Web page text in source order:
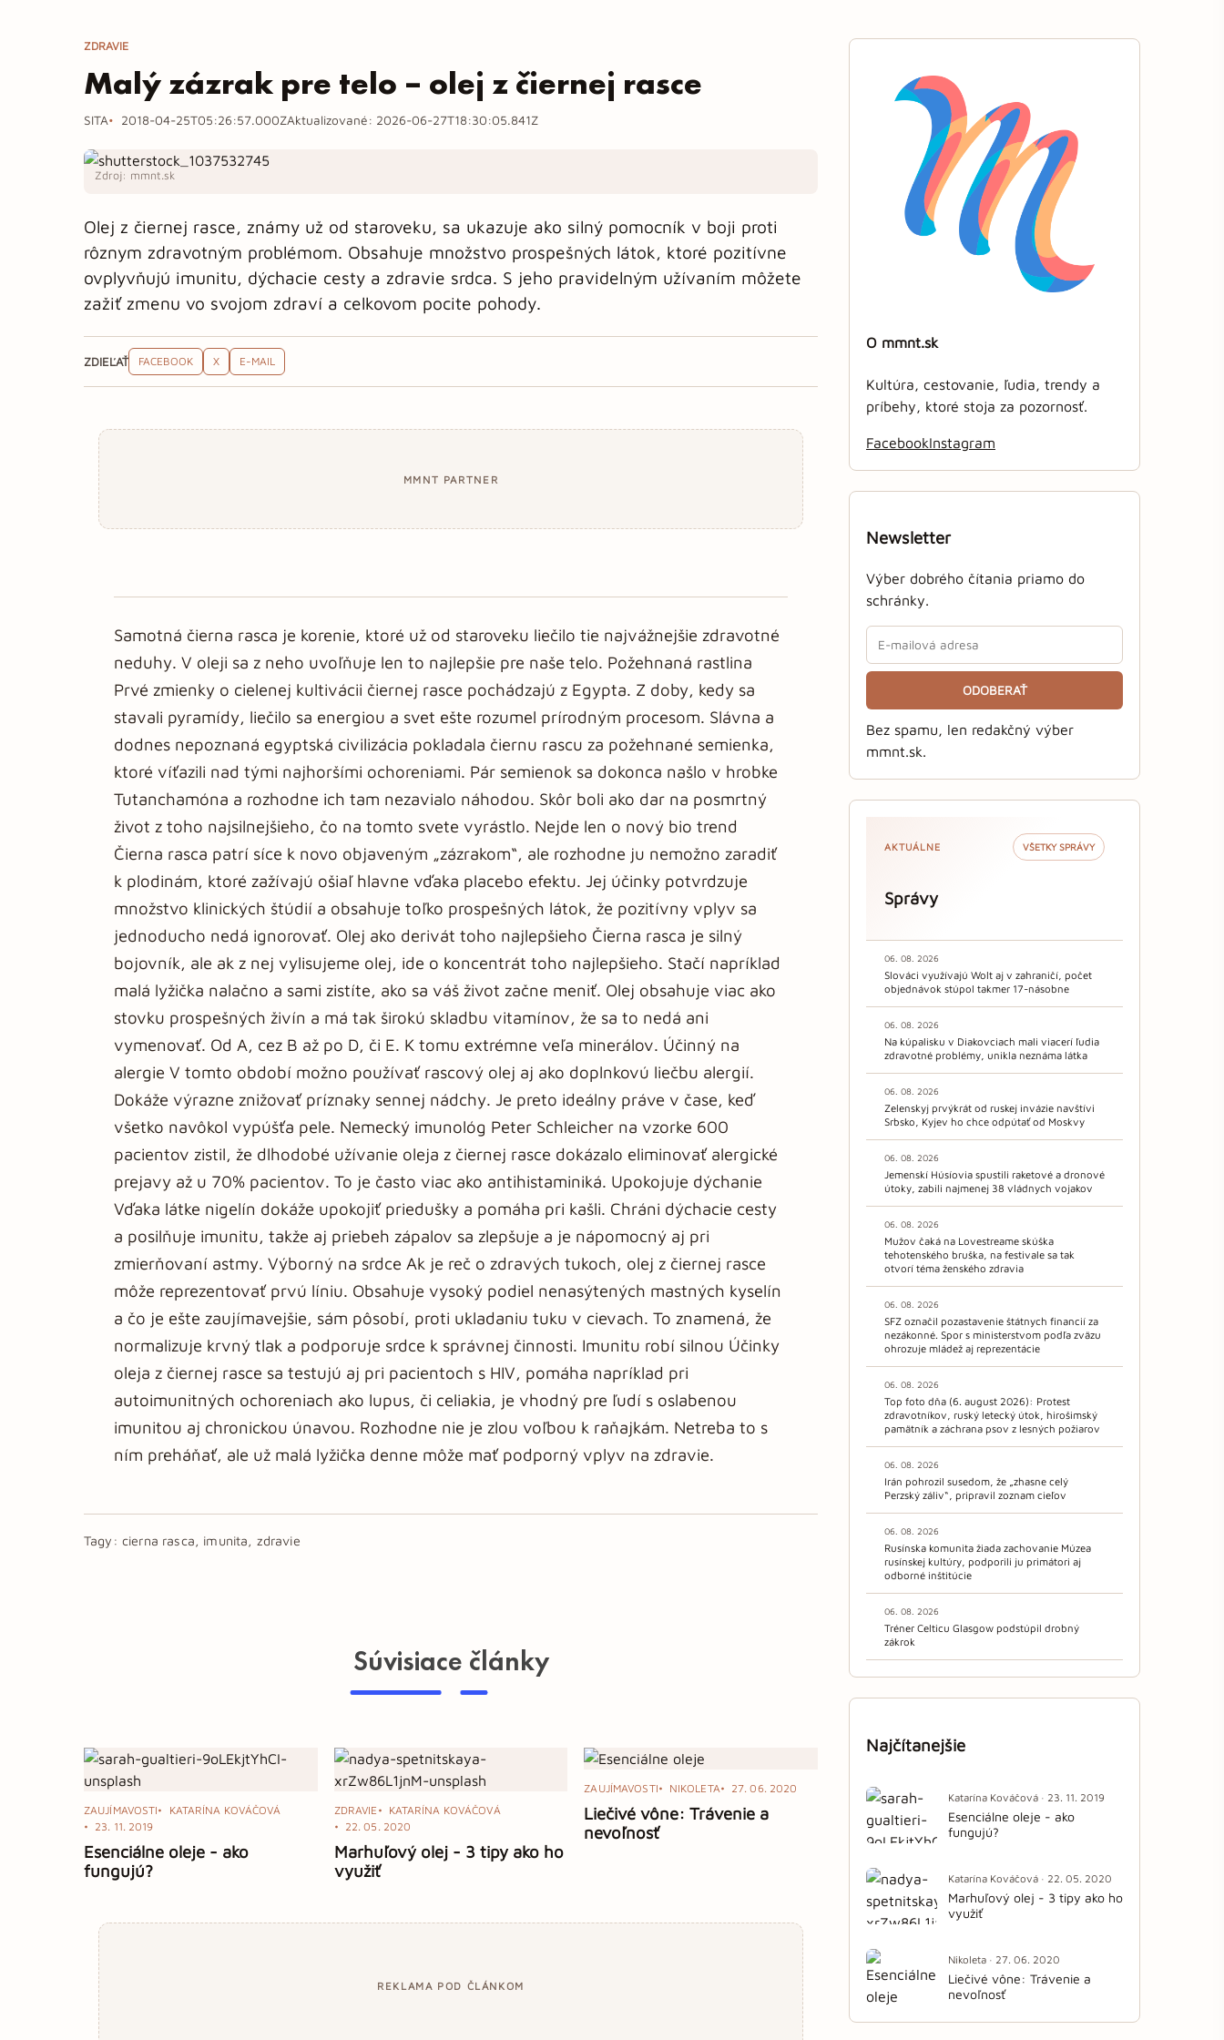
ZDRAVIE
Malý zázrak pre telo – olej z čiernej rasce
SITA 2018-04-25T05:26:57.000ZAktualizované: 2026-06-27T18:30:05.841Z
Zdroj: mmnt.sk
Olej z čiernej rasce, známy už od staroveku, sa ukazuje ako silný pomocník v boji proti
rôznym zdravotným problémom. Obsahuje množstvo prospešných látok, ktoré pozitívne
ovplyvňujú imunitu, dýchacie cesty a zdravie srdca. S jeho pravidelným užívaním môžete
zažiť zmenu vo svojom zdraví a celkovom pocite pohody.
ZDIEĽAŤ FACEBOOK X E-MAIL
MMNT PARTNER
Samotná čierna rasca je korenie, ktoré už od staroveku liečilo tie najvážnejšie zdravotné
neduhy. V oleji sa z neho uvoľňuje len to najlepšie pre naše telo. Požehnaná rastlina
Prvé zmienky o cielenej kultivácii čiernej rasce pochádzajú z Egypta. Z doby, kedy sa
stavali pyramídy, liečilo sa energiou a svet ešte rozumel prírodným procesom. Slávna a
dodnes nepoznaná egyptská civilizácia pokladala čiernu rascu za požehnané semienka,
ktoré víťazili nad tými najhoršími ochoreniami. Pár semienok sa dokonca našlo v hrobke
Tutanchamóna a rozhodne ich tam nezavialo náhodou. Skôr boli ako dar na posmrtný
život z toho najsilnejšieho, čo na tomto svete vyrástlo. Nejde len o nový bio trend
Čierna rasca patrí síce k novo objaveným „zázrakom“, ale rozhodne ju nemožno zaradiť
k plodinám, ktoré zažívajú ošiaľ hlavne vďaka placebo efektu. Jej účinky potvrdzuje
množstvo klinických štúdií a obsahuje toľko prospešných látok, že pozitívny vplyv sa
jednoducho nedá ignorovať. Olej ako derivát toho najlepšieho Čierna rasca je silný
bojovník, ale ak z nej vylisujeme olej, ide o koncentrát toho najlepšieho. Stačí napríklad
malá lyžička nalačno a sami zistíte, ako sa váš život začne meniť. Olej obsahuje viac ako
stovku prospešných živín a má tak širokú skladbu vitamínov, že sa to nedá ani
vymenovať. Od A, cez B až po D, či E. K tomu extrémne veľa minerálov. Účinný na
alergie V tomto období možno používať rascový olej aj ako doplnkovú liečbu alergií.
Dokáže výrazne znižovať príznaky sennej nádchy. Je preto ideálny práve v čase, keď
všetko navôkol vypúšťa pele. Nemecký imunológ Peter Schleicher na vzorke 600
pacientov zistil, že dlhodobé užívanie oleja z čiernej rasce dokázalo eliminovať alergické
prejavy až u 70% pacientov. To je často viac ako antihistaminiká. Upokojuje dýchanie
Vďaka látke nigelín dokáže upokojiť priedušky a pomáha pri kašli. Chráni dýchacie cesty
a posilňuje imunitu, takže aj priebeh zápalov sa zlepšuje a je nápomocný aj pri
zmierňovaní astmy. Výborný na srdce Ak je reč o zdravých tukoch, olej z čiernej rasce
môže reprezentovať prvú líniu. Obsahuje vysoký podiel nenasýtených mastných kyselín
a čo je ešte zaujímavejšie, sám pôsobí, proti ukladaniu tuku v cievach. To znamená, že
normalizuje krvný tlak a podporuje srdce k správnej činnosti. Imunitu robí silnou Účinky
oleja z čiernej rasce sa testujú aj pri pacientoch s HIV, pomáha napríklad pri
autoimunitných ochoreniach ako lupus, či celiakia, je vhodný pre ľudí s oslabenou
imunitou aj chronickou únavou. Rozhodne nie je zlou voľbou k raňajkám. Netreba to s
ním preháňať, ale už malá lyžička denne môže mať podporný vplyv na zdravie.
Tagy: cierna rasca, imunita, zdravie
Súvisiace články
ZAUJÍMAVOSTI
KATARÍNA KOVÁČOVÁ
23. 11. 2019
Esenciálne oleje - ako
fungujú?
ZDRAVIE
KATARÍNA KOVÁČOVÁ
22. 05. 2020
Marhuľový olej - 3 tipy ako ho
využiť
ZAUJÍMAVOSTI NIKOLETA 27. 06. 2020
Liečivé vône: Trávenie a
nevoľnosť
REKLAMA POD ČLÁNKOM
O mmnt.sk
Kultúra, cestovanie, ľudia, trendy a
príbehy, ktoré stoja za pozornosť.
FacebookInstagram
Newsletter
Výber dobrého čítania priamo do
schránky.
ODOBERAŤ
Bez spamu, len redakčný výber
mmnt.sk.
AKTUÁLNE VŠETKY SPRÁVY
Správy
06. 08. 2026
Slováci využívajú Wolt aj v zahraničí, počet
objednávok stúpol takmer 17-násobne
06. 08. 2026
Na kúpalisku v Diakovciach mali viacerí ľudia
zdravotné problémy, unikla neznáma látka
06. 08. 2026
Zelenskyj prvýkrát od ruskej invázie navštívi
Srbsko, Kyjev ho chce odpútať od Moskvy
06. 08. 2026
Jemenskí Húsíovia spustili raketové a dronové
útoky, zabili najmenej 38 vládnych vojakov
06. 08. 2026
Mužov čaká na Lovestreame skúška
tehotenského bruška, na festivale sa tak
otvorí téma ženského zdravia
06. 08. 2026
SFZ označil pozastavenie štátnych financií za
nezákonné. Spor s ministerstvom podľa zväzu
ohrozuje mládež aj reprezentácie
06. 08. 2026
Top foto dňa (6. august 2026): Protest
zdravotníkov, ruský letecký útok, hirošimský
pamätník a záchrana psov z lesných požiarov
06. 08. 2026
Irán pohrozil susedom, že „zhasne celý
Perzský záliv“, pripravil zoznam cieľov
06. 08. 2026
Rusínska komunita žiada zachovanie Múzea
rusínskej kultúry, podporili ju primátori aj
odborné inštitúcie
06. 08. 2026
Tréner Celticu Glasgow podstúpil drobný
zákrok
Najčítanejšie
Katarína Kováčová · 23. 11. 2019
Esenciálne oleje - ako
fungujú?
Katarína Kováčová · 22. 05. 2020
Marhuľový olej - 3 tipy ako ho
využiť
Nikoleta · 27. 06. 2020
Liečivé vône: Trávenie a
nevoľnosť